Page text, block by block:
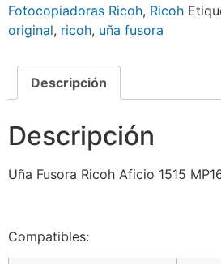
Fotocopiadoras Ricoh, Ricoh
original, ricoh, uña fusora
Descripción
Descripción
Uña Fusora Ricoh Aficio 1515
Compatibles: